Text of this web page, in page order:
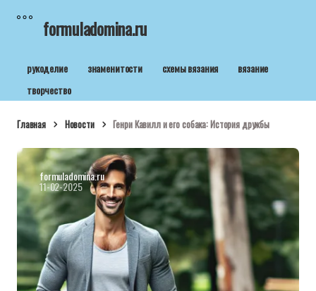
formuladomina.ru
рукоделие знаменитости схемы вязания
вязание
творчество
Главная Новости Генри Кавилл и его собака: История дружбы
formuladomina.ru
11-02-2025